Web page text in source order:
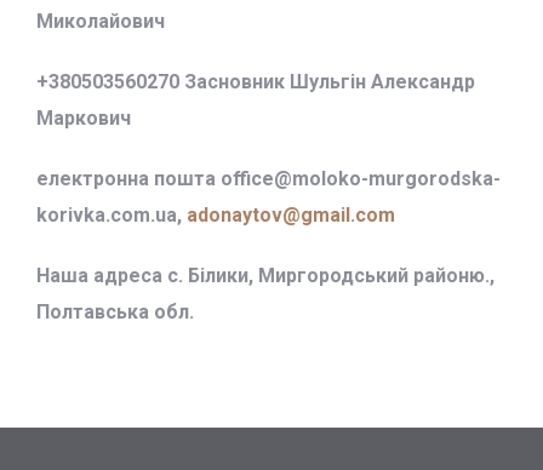
Миколайович
+380503560270 Засновник Шульгін Александр
Маркович
електронна пошта office@moloko-murgorodska-
korivka.com.ua, adonaytov@gmail.com
Наша адреса с. Білики, Миргородський районю.,
Полтавська обл.